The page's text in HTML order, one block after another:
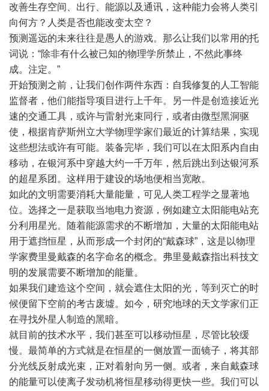
改善生存空间、出行、能源以及通讯，这种能力会将人类引
向何方？人类是否也能改变太空？
预测遥远的未来往往是愚人的游戏。那么让我们以常用的托
词说：“除非有什么被已知的物理学所禁止，不然此事终
成。注定。”
开始预测之前，让我们创作两件东西：自我修复的人工智能
监督者，他们能指导项目进行上千年。另一件是创造接近光
速的交通工具，或许与雷射光束同行，或者由微型黑洞驱
使，根据肯萨斯州立大学物理学家们最近的计算结果，实现
这些想法或许有可能。装备完毕，我们可以在太阳系内自由
移动，在银河系中穿越大约一千万年，然后跳出到达银河系
的超星系团。这样用于建设的场地便相当宽敞。
如此的文明需要消耗大量能量，可见人类工程学之显著地
位。选择之一是获取当地电力资源，例如建立太阳能电站充
分利用星光。随着能源需求的不断增加，大量的太阳能电站
用于遮挡恒星，从而形成一个封闭的“戴森球”，这是以物理
学家费里曼戴森的名字命名的概念。弗里曼戴森指出科技文
明的发展需要不断增加的能量。
如果我们建造这个空间，就会遮住太阳的光，等到灭亡的时
候便留下空前的考古废墟。如今，研究地球的天文学家们正
在寻找外星人制造的黑暗。
就目前的技术水平，我们甚至可以移动恒星，尽管比较缓
慢。最简单的方式就是在恒星的一侧放置一面镜子，将其部
分光线反射成光束，正对着射向另一侧。或者，来自戴森球
的能量可以使离子发动机将恒星移动得更快一些。我们可以